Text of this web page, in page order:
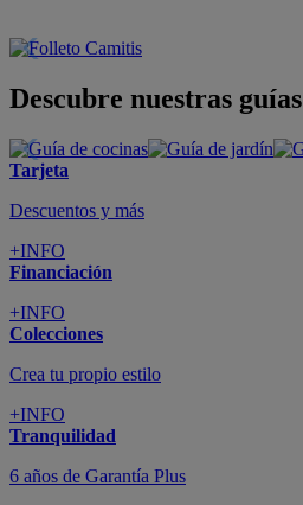
Descubre nuestras guías
Tarjeta
Descuentos y más
+INFO
Financiación
+INFO
Colecciones
Crea tu propio estilo
+INFO
Tranquilidad
6 años de Garantía Plus